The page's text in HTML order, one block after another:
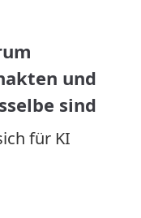
und
sind
für KI